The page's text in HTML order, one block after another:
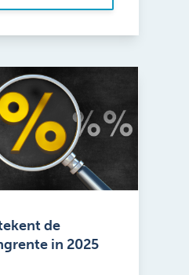
de
in 2025